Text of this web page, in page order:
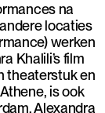
na
locaties
werken
Khalili’s film
theaterstuk en
is ook
Alexandra